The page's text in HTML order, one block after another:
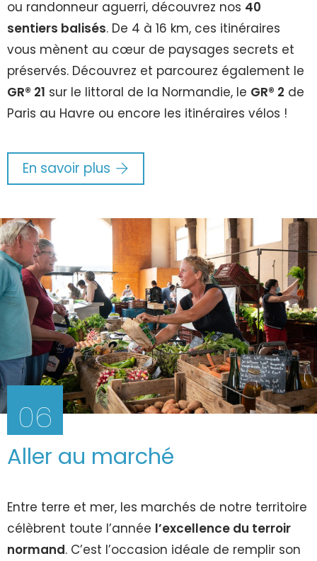
ou randonneur aguerri, découvrez nos 40
sentiers balisés. De 4 à 16 km, ces itinéraires
vous mènent au cœur de paysages secrets et
préservés. Découvrez et parcourez également le
GR® 21 sur le littoral de la Normandie, le GR® 2 de
Paris au Havre ou encore les itinéraires vélos !
En savoir plus
06
Aller au marché
Entre terre et mer, les marchés de notre territoire
célèbrent toute l’année l’excellence du terroir
normand. C’est l’occasion idéale de remplir son